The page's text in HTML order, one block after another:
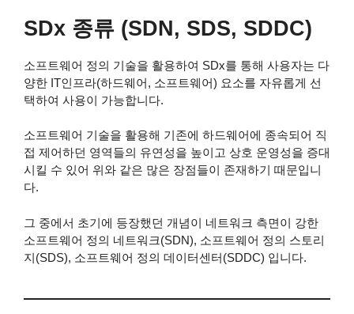
SDx 종류 (SDN, SDS, SDDC)
소프트웨어 정의 기술을 활용하여 SDx를 통해 사용자는 다
양한 IT인프라(하드웨어, 소프트웨어) 요소를 자유롭게 선
택하여 사용이 가능합니다.
소프트웨어 기술을 활용해 기존에 하드웨어에 종속되어 직
접 제어하던 영역들의 유연성을 높이고 상호 운영성을 증대
시킬 수 있어 위와 같은 많은 장점들이 존재하기 때문입니
다.
그 중에서 초기에 등장했던 개념이 네트워크 측면이 강한
소프트웨어 정의 네트워크(SDN), 소프트웨어 정의 스토리
지(SDS), 소프트웨어 정의 데이터센터(SDDC) 입니다.